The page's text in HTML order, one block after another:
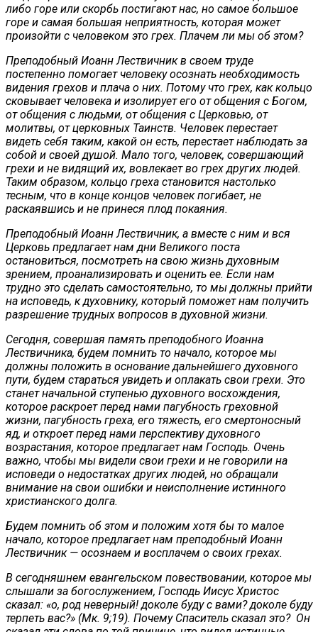
либо горе или скорбь постигают нас, но самое большое
горе и самая большая неприятность, которая может
произойти с человеком это грех. Плачем ли мы об этом?
Преподобный Иоанн Лествичник в своем труде
постепенно помогает человеку осознать необходимость
видения грехов и плача о них. Потому что грех, как кольцо
сковывает человека и изолирует его от общения с Богом,
от общения с людьми, от общения с Церковью, от
молитвы, от церковных Таинств. Человек перестает
видеть себя таким, какой он есть, перестает наблюдать за
собой и своей душой. Мало того, человек, совершающий
грехи и не видящий их, вовлекает во грех других людей.
Таким образом, кольцо греха становится настолько
тесным, что в конце концов человек погибает, не
раскаявшись и не принеся плод покаяния.
Преподобный Иоанн Лествичник, а вместе с ним и вся
Церковь предлагает нам дни Великого поста
остановиться, посмотреть на свою жизнь духовным
зрением, проанализировать и оценить ее. Если нам
трудно это сделать самостоятельно, то мы должны прийти
на исповедь, к духовнику, который поможет нам получить
разрешение трудных вопросов в духовной жизни.
Сегодня, совершая память преподобного Иоанна
Лествичника, будем помнить то начало, которое мы
должны положить в основание дальнейшего духовного
пути, будем стараться увидеть и оплакать свои грехи. Это
станет начальной ступенью духовного восхождения,
которое раскроет перед нами пагубность греховной
жизни, пагубность греха, его тяжесть, его смертоносный
яд, и откроет перед нами перспективу духовного
возрастания, которое предлагает нам Господь. Очень
важно, чтобы мы видели свои грехи и не говорили на
исповеди о недостатках других людей, но обращали
внимание на свои ошибки и неисполнение истинного
христианского долга.
Будем помнить об этом и положим хотя бы то малое
начало, которое предлагает нам преподобный Иоанн
Лествичник — осознаем и восплачем о своих грехах.
В сегодняшнем евангельском повествовании, которое мы
слышали за богослужением, Господь Иисус Христос
сказал: «о, род неверный! доколе буду с вами? доколе буду
терпеть вас?» (Мк. 9;19). Почему Спаситель сказал это? Он